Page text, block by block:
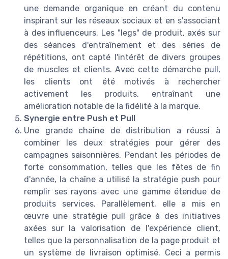
une demande organique en créant du contenu
inspirant sur les réseaux sociaux et en s'associant
à des influenceurs. Les "legs" de produit, axés sur
des séances d'entraînement et des séries de
répétitions, ont capté l'intérêt de divers groupes
de muscles et clients. Avec cette démarche pull,
les clients ont été motivés à rechercher
activement les produits, entraînant une
amélioration notable de la fidélité à la marque.
Synergie entre Push et Pull
Une grande chaîne de distribution a réussi à
combiner les deux stratégies pour gérer des
campagnes saisonnières. Pendant les périodes de
forte consommation, telles que les fêtes de fin
d'année, la chaîne a utilisé la stratégie push pour
remplir ses rayons avec une gamme étendue de
produits services. Parallèlement, elle a mis en
œuvre une stratégie pull grâce à des initiatives
axées sur la valorisation de l'expérience client,
telles que la personnalisation de la page produit et
un système de livraison optimisé. Ceci a permis